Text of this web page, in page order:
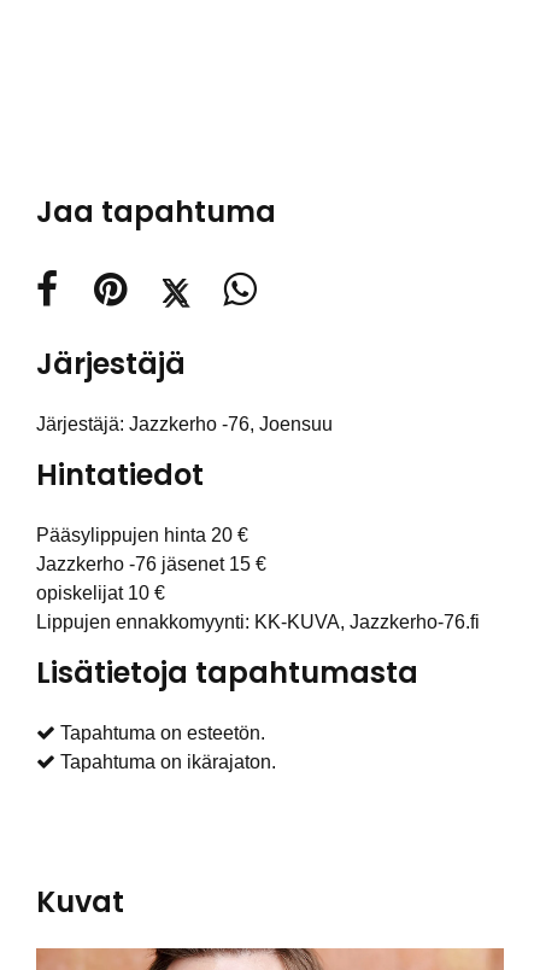
Jaa tapahtuma
Järjestäjä
Järjestäjä: Jazzkerho -76, Joensuu
Hintatiedot
Pääsylippujen hinta 20 €
Jazzkerho -76 jäsenet 15 €
opiskelijat 10 €
Lippujen ennakkomyynti: KK-KUVA, Jazzkerho-76.fi
Lisätietoja tapahtumasta
Tapahtuma on esteetön.
Tapahtuma on ikärajaton.
Kuvat